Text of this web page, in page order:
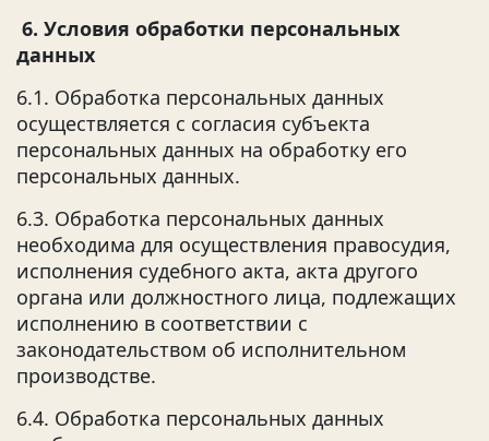
6. Условия обработки персональных
данных
6.1. Обработка персональных данных
осуществляется с согласия субъекта
персональных данных на обработку его
персональных данных.
6.3. Обработка персональных данных
необходима для осуществления правосудия,
исполнения судебного акта, акта другого
органа или должностного лица, подлежащих
исполнению в соответствии с
законодательством об исполнительном
производстве.
6.4. Обработка персональных данных